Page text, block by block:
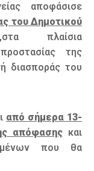
αποφάσισε
του Δημοτικού
,στα πλαίσια
της
διασποράς του
από σήμερα 13-
απόφασηςκαι
που θα